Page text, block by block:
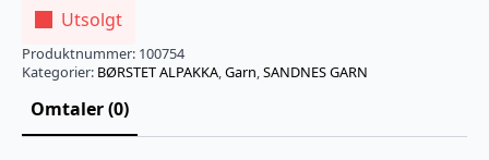
Utsolgt
Produktnummer: 100754
Kategorier: BØRSTET ALPAKKA,Garn,SANDNES GARN
Omtaler (0)